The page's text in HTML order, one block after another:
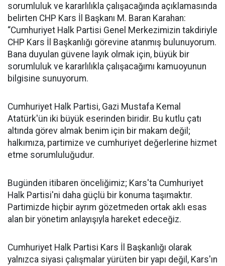
sorumluluk ve kararlılıkla çalışacağında açıklamasında
belirten CHP Kars İl Başkanı M. Baran Karahan:
“Cumhuriyet Halk Partisi Genel Merkezimizin takdiriyle
CHP Kars İl Başkanlığı görevine atanmış bulunuyorum.
Bana duyulan güvene layık olmak için, büyük bir
sorumluluk ve kararlılıkla çalışacağımı kamuoyunun
bilgisine sunuyorum.
Cumhuriyet Halk Partisi, Gazi Mustafa Kemal
Atatürk'ün iki büyük eserinden biridir. Bu kutlu çatı
altında görev almak benim için bir makam değil;
halkımıza, partimize ve cumhuriyet değerlerine hizmet
etme sorumluluğudur.
Bugünden itibaren önceliğimiz; Kars'ta Cumhuriyet
Halk Partisi'ni daha güçlü bir konuma taşımaktır.
Partimizde hiçbir ayrım gözetmeden ortak aklı esas
alan bir yönetim anlayışıyla hareket edeceğiz.
Cumhuriyet Halk Partisi Kars İl Başkanlığı olarak
yalnızca siyasi çalışmalar yürüten bir yapı değil, Kars'ın